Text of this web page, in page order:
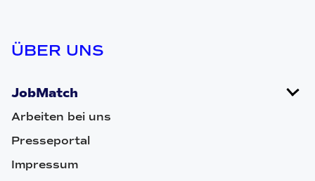
ÜBER UNS
JobMatch
Arbeiten bei uns
Presseportal
Impressum